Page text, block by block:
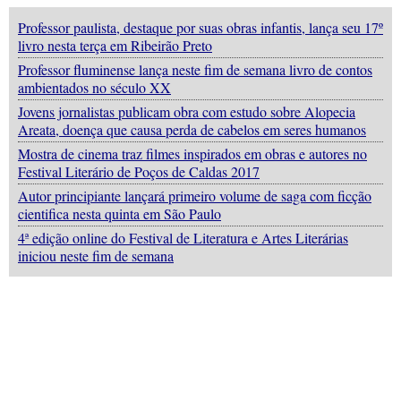
Professor paulista, destaque por suas obras infantis, lança seu 17º
livro nesta terça em Ribeirão Preto
Professor fluminense lança neste fim de semana livro de contos
ambientados no século XX
Jovens jornalistas publicam obra com estudo sobre Alopecia
Areata, doença que causa perda de cabelos em seres humanos
Mostra de cinema traz filmes inspirados em obras e autores no
Festival Literário de Poços de Caldas 2017
Autor principiante lançará primeiro volume de saga com ficção
cientifica nesta quinta em São Paulo
4ª edição online do Festival de Literatura e Artes Literárias
iniciou neste fim de semana